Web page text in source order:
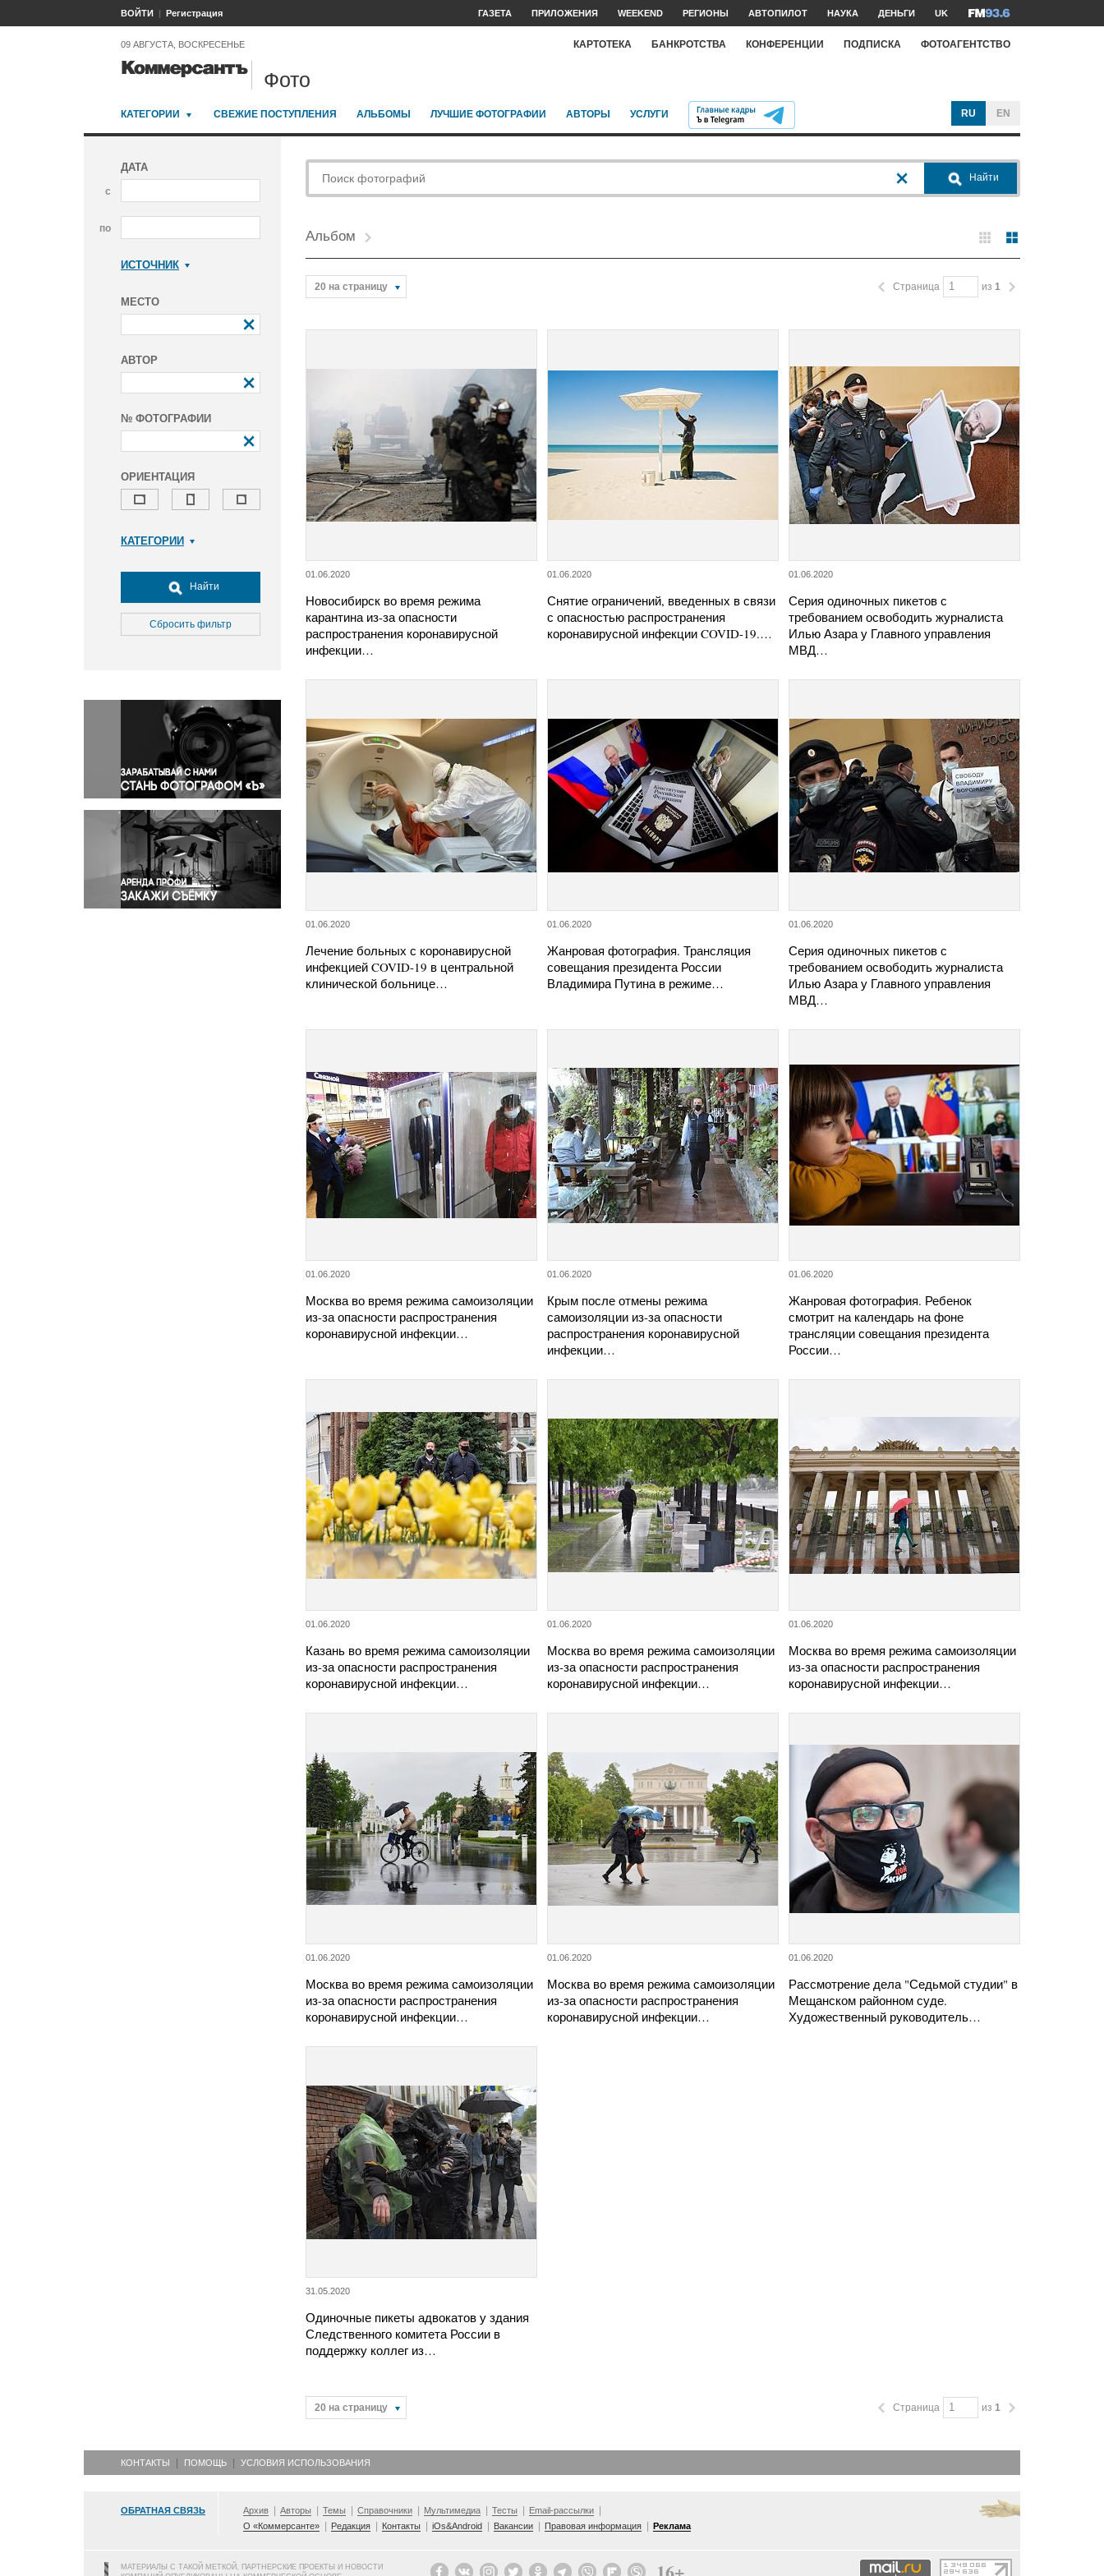
ВОЙТИ Регистрация ГАЗЕТА ПРИЛОЖЕНИЯ WEEKEND РЕГИОНЫ АВТОПИЛОТ НАУКА ДЕНЬГИ UK
09 АВГУСТА, ВОСКРЕСЕНЬЕ КАРТОТЕКА БАНКРОТСТВА КОНФЕРЕНЦИИ ПОДПИСКА ФОТОАГЕНТСТВО
Фото
КАТЕГОРИИ СВЕЖИЕ ПОСТУПЛЕНИЯ АЛЬБОМЫ ЛУЧШИЕ ФОТОГРАФИИ АВТОРЫ УСЛУГИ RU EN
ДАТА
с
по
ИСТОЧНИК
МЕСТО
АВТОР
№ ФОТОГРАФИИ
ОРИЕНТАЦИЯ
КАТЕГОРИИ
Досуг, туризм и отдых
Культура
Медицина
Окружающая среда
Политика
Правосудие
Происшествия и конфликты
Религия
Светская жизнь
Спорт
Экология
Экономика и бизнес
Найти
Сбросить фильтр
Найти
Альбом
20 на страницу Страница из 1
01.06.2020
Новосибирск во время режима
карантина из-за опасности
распространения коронавирусной
инфекции…
01.06.2020
Снятие ограничений, введенных в связи
с опасностью распространения
коронавирусной инфекции COVID-19.…
01.06.2020
Серия одиночных пикетов с
требованием освободить журналиста
Илью Азара у Главного управления
МВД…
01.06.2020
Лечение больных с коронавирусной
инфекцией COVID-19 в центральной
клинической больнице…
01.06.2020
Жанровая фотография. Трансляция
совещания президента России
Владимира Путина в режиме…
01.06.2020
Серия одиночных пикетов с
требованием освободить журналиста
Илью Азара у Главного управления
МВД…
01.06.2020
Москва во время режима самоизоляции
из-за опасности распространения
коронавирусной инфекции…
01.06.2020
Крым после отмены режима
самоизоляции из-за опасности
распространения коронавирусной
инфекции…
01.06.2020
Жанровая фотография. Ребенок
смотрит на календарь на фоне
трансляции совещания президента
России…
01.06.2020
Казань во время режима самоизоляции
из-за опасности распространения
коронавирусной инфекции…
01.06.2020
Москва во время режима самоизоляции
из-за опасности распространения
коронавирусной инфекции…
01.06.2020
Москва во время режима самоизоляции
из-за опасности распространения
коронавирусной инфекции…
01.06.2020
Москва во время режима самоизоляции
из-за опасности распространения
коронавирусной инфекции…
01.06.2020
Москва во время режима самоизоляции
из-за опасности распространения
коронавирусной инфекции…
01.06.2020
Рассмотрение дела "Седьмой студии" в
Мещанском районном суде.
Художественный руководитель…
31.05.2020
Одиночные пикеты адвокатов у здания
Следственного комитета России в
поддержку коллег из…
20 на страницу Страница из 1
КОНТАКТЫ ПОМОЩЬ УСЛОВИЯ ИСПОЛЬЗОВАНИЯ
ОБРАТНАЯ СВЯЗЬ Архив Авторы Темы Справочники Мультимедиа Тесты
Email-рассылки
О «Коммерсанте»
Редакция Контакты iOs&Android Вакансии Правовая информация Реклама
МАТЕРИАЛЫ С ТАКОЙ МЕТКОЙ, ПАРТНЕРСКИЕ ПРОЕКТЫ И НОВОСТИ